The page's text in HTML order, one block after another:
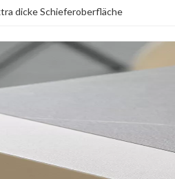
dicke Schieferoberfläche